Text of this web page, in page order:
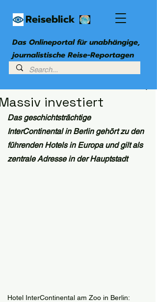
Reiseblick
Das Onlineportal für unabhängige,
journalistische Reise-Reportagen
investiert
Das geschichtsträchtige
InterContinental in Berlin gehört zu den
führenden Hotels in Europa und gilt als
zentrale Adresse in der Hauptstadt
Hotel InterContinental am Zoo in Berlin: